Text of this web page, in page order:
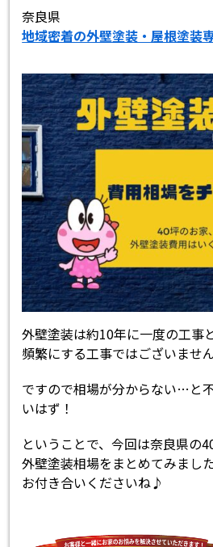
ヨネヤがお客様から選ばれる10の
リフ
工場倉庫修繕 アパ
見積もりシミュレーション
奈良県
地域密着の外壁塗装・屋根塗装
外壁塗装は約10年に一度の工事
頻繁にする工事ではございません
ですので相場が分からない…と
いはず！
ということで、今回は奈良県の
外壁塗装相場をまとめてみまし
お付き合いくださいね♪